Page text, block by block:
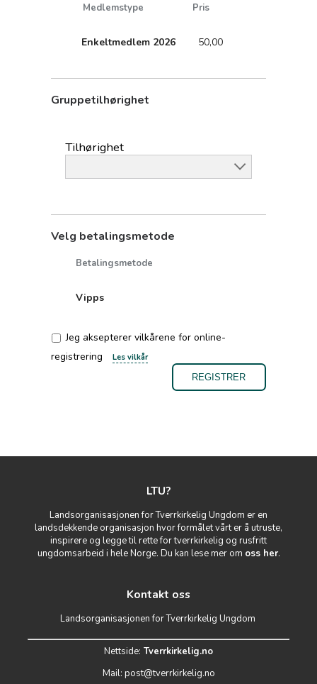
Medlemstype Pris
Enkeltmedlem 2026 50,00
Gruppetilhørighet
Tilhørighet
Velg betalingsmetode
Betalingsmetode
Vipps
Jeg aksepterer vilkårene for online-
registrering
Les vilkår
LTU?
Landsorganisasjonen for Tverrkirkelig Ungdom er en
landsdekkende organisasjon hvor formålet vårt er å utruste,
inspirere og legge til rette for tverrkirkelig og rusfritt
ungdomsarbeid i hele Norge. Du kan lese mer om oss her.
Kontakt oss
Landsorganisasjonen for Tverrkirkelig Ungdom
Nettside: Tverrkirkelig.no
Mail: post@tverrkirkelig.no